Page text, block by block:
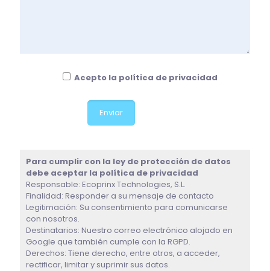
Acepto la política de privacidad
Para cumplir con la ley de protección de datos
debe aceptar la política de privacidad
Responsable: Ecoprinx Technologies, S.L.
Finalidad: Responder a su mensaje de contacto
Legitimación: Su consentimiento para comunicarse
con nosotros.
Destinatarios: Nuestro correo electrónico alojado en
Google que también cumple con la RGPD.
Derechos: Tiene derecho, entre otros, a acceder,
rectificar, limitar y suprimir sus datos.